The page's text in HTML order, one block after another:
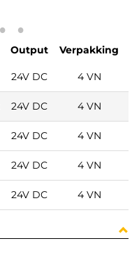
Output Verpakking
24V DC 4 VN
24V DC 4 VN
24V DC 4 VN
24V DC 4 VN
24V DC 4 VN